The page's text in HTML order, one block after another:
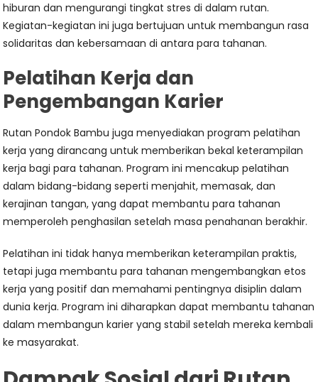
hiburan dan mengurangi tingkat stres di dalam rutan.
Kegiatan-kegiatan ini juga bertujuan untuk membangun rasa
solidaritas dan kebersamaan di antara para tahanan.
Pelatihan Kerja dan
Pengembangan Karier
Rutan Pondok Bambu juga menyediakan program pelatihan
kerja yang dirancang untuk memberikan bekal keterampilan
kerja bagi para tahanan. Program ini mencakup pelatihan
dalam bidang-bidang seperti menjahit, memasak, dan
kerajinan tangan, yang dapat membantu para tahanan
memperoleh penghasilan setelah masa penahanan berakhir.
Pelatihan ini tidak hanya memberikan keterampilan praktis,
tetapi juga membantu para tahanan mengembangkan etos
kerja yang positif dan memahami pentingnya disiplin dalam
dunia kerja. Program ini diharapkan dapat membantu tahanan
dalam membangun karier yang stabil setelah mereka kembali
ke masyarakat.